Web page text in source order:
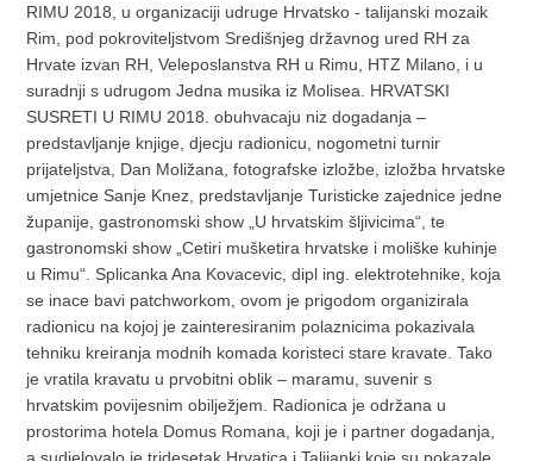
RIMU 2018, u organizaciji udruge Hrvatsko - talijanski mozaik
Rim, pod pokroviteljstvom Središnjeg državnog ured RH za
Hrvate izvan RH, Veleposlanstva RH u Rimu, HTZ Milano, i u
suradnji s udrugom Jedna musika iz Molisea. HRVATSKI
SUSRETI U RIMU 2018. obuhvacaju niz dogadanja –
predstavljanje knjige, djecju radionicu, nogometni turnir
prijateljstva, Dan Moližana, fotografske izložbe, izložba hrvatske
umjetnice Sanje Knez, predstavljanje Turisticke zajednice jedne
županije, gastronomski show „U hrvatskim šljivicima“, te
gastronomski show „Cetiri mušketira hrvatske i moliške kuhinje
u Rimu“. Splicanka Ana Kovacevic, dipl ing. elektrotehnike, koja
se inace bavi patchworkom, ovom je prigodom organizirala
radionicu na kojoj je zainteresiranim polaznicima pokazivala
tehniku kreiranja modnih komada koristeci stare kravate. Tako
je vratila kravatu u prvobitni oblik – maramu, suvenir s
hrvatskim povijesnim obilježjem. Radionica je održana u
prostorima hotela Domus Romana, koji je i partner dogadanja,
a sudjelovalo je tridesetak Hrvatica i Talijanki koje su pokazale